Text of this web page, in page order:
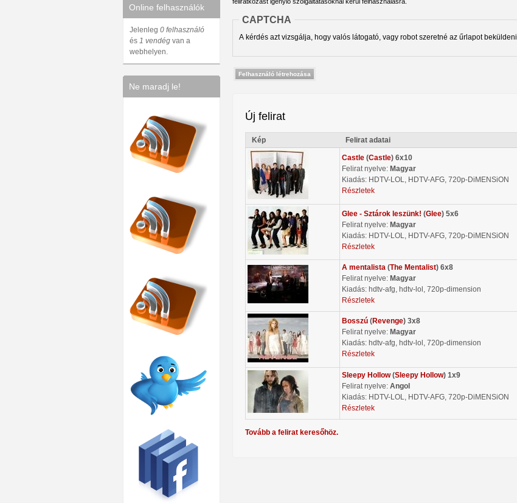
Online felhasználók
Jelenleg 0 felhasználó
és 1 vendég van a
webhelyen.
Ne maradj le!
CAPTCHA
A kérdés azt vizsgálja, hogy valós látogató, vagy robot szeretné az űrlapot beküldeni.
Új felirat
Kép Felirat adatai
Castle (Castle) 6x10
Felirat nyelve: Magyar
Kiadás: HDTV-LOL, HDTV-AFG, 720p-DiMENSiON
Részletek
Glee - Sztárok leszünk! (Glee) 5x6
Felirat nyelve: Magyar
Kiadás: HDTV-LOL, HDTV-AFG, 720p-DiMENSiON
Részletek
A mentalista (The Mentalist) 6x8
Felirat nyelve: Magyar
Kiadás: hdtv-afg, hdtv-lol, 720p-dimension
Részletek
Bosszú (Revenge) 3x8
Felirat nyelve: Magyar
Kiadás: hdtv-afg, hdtv-lol, 720p-dimension
Részletek
Sleepy Hollow(Sleepy Hollow) 1x9
Felirat nyelve: Angol
Kiadás: HDTV-LOL, HDTV-AFG, 720p-DiMENSiON
Részletek
Tovább a felirat keresőhöz.